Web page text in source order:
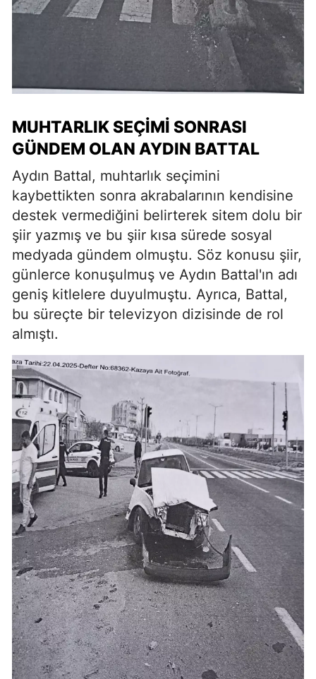
MUHTARLIK SEÇIMI SONRASI
GÜNDEM OLAN AYDIN BATTAL
Aydın Battal, muhtarlık seçimini
kaybettikten sonra akrabalarının kendisine
destek vermediğini belirterek sitem dolu bir
şiir yazmış ve bu şiir kısa sürede sosyal
medyada gündem olmuştu. Söz konusu şiir,
günlerce konuşulmuş ve Aydın Battal'ın adı
geniş kitlelere duyulmuştu. Ayrıca, Battal,
bu süreçte bir televizyon dizisinde de rol
almıştı.